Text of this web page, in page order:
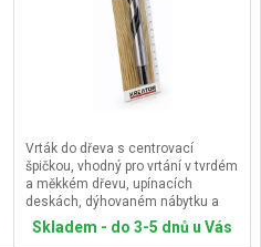
Vrták do dřeva s centrovací
špičkou, vhodný pro vrtání v tvrdém
a měkkém dřevu, upínacích
deskách, dýhovaném nábytku a
překližce.
Dvojitá šroubovice zvyšuje vrtací
Skladem - do 3-5 dnů u Vás